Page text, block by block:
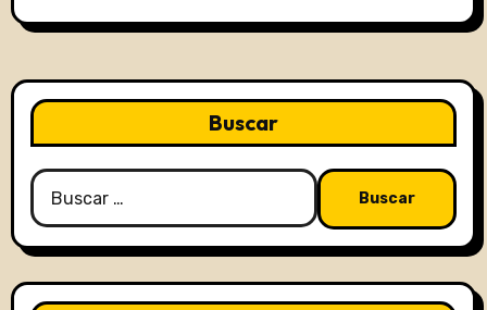
Buscar
Buscar: